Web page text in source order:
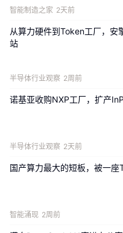
扫描下方海报二维码
，
台北大会现场发表的主
AI 的突破性成果。
智能制造之家 2天前
从算力硬件到Token工厂，安
站
半导体行业观察 2周前
诺基亚收购NXP工厂，扩产InP
半导体行业观察 2天前
国产算力最大的短板，被一座
智能涌现 2周前